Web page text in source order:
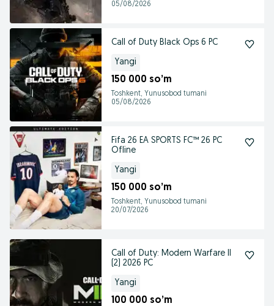
05/08/2026
Call of Duty Black Ops 6 PC
Yangi
150 000 so’m
Toshkent, Yunusobod tumani
05/08/2026
Fifa 26 EA SPORTS FC™ 26 PC
Ofline
Yangi
150 000 so’m
Toshkent, Yunusobod tumani
20/07/2026
Call of Duty: Modern Warfare II
(2) 2026 PC
Yangi
100 000 so’m